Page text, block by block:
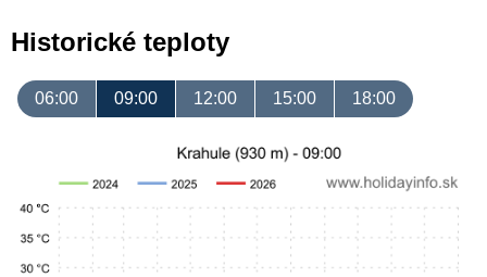
Historické teploty
06:00 09:00 12:00 15:00 18:00